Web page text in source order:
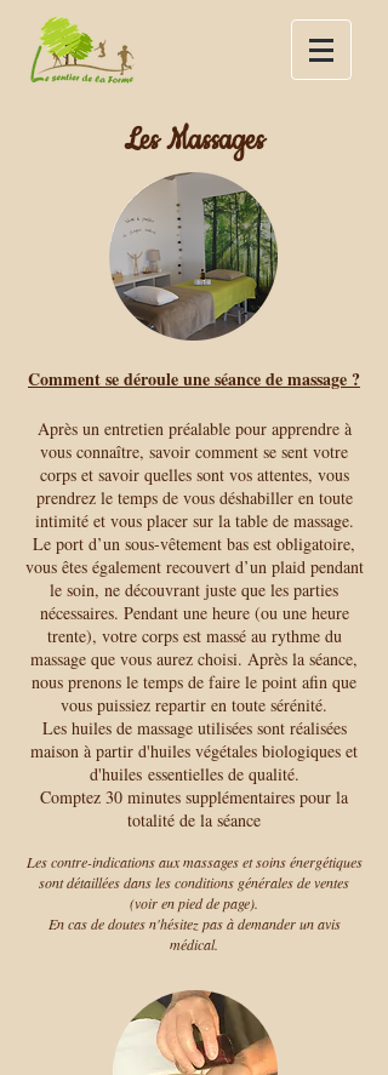
Les Massages
Comment se déroule une séance de massage ?
Après un entretien préalable pour apprendre à
vous connaître, savoir comment se sent votre
corps et savoir quelles sont vos attentes, vous
prendrez le temps de vous déshabiller en toute
intimité et vous placer sur la table de massage.
Le port d’un sous-vêtement bas est obligatoire,
vous êtes également recouvert d’un plaid pendant
le soin, ne découvrant juste que les parties
nécessaires. Pendant une heure (ou une heure
trente), votre corps est massé au rythme du
massage que vous aurez choisi. Après la séance,
nous prenons le temps de faire le point afin que
vous puissiez repartir en toute sérénité.
Les huiles de massage utilisées sont réalisées
maison à partir d'huiles végétales biologiques et
d'huiles essentielles de qualité.
Comptez 30 minutes supplémentaires pour la
totalité de la séance
Les contre-indications aux massages et soins énergétiques
sont détaillées dans les conditions générales de ventes
(voir en pied de page).
En cas de doutes n'hésitez pas à demander un avis
médical.